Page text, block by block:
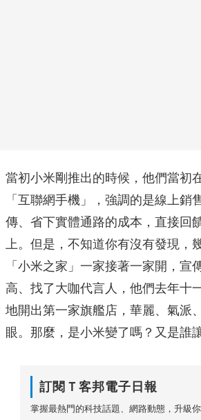
當初小米剛推出的時候，他們當初
「互聯網手機」，強調的是線上銷
傳、省下實體通路的成本，直接回
上。但是，不知道你有沒有發現，
「小米之家」一家接著一家開，宣
高、找了大咖代言人，他們去年十
地開出第一家旗艦店，華麗、氣派
眼。那麼，是小米變了嗎？又是誰
訂閱Ｔ客邦電子日報
掌握最熱門的科技話題、網路動態，升級